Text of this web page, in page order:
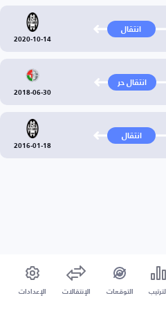
انتقال
2020-10-14
انتقال حر
2018-06-30
انتقال
2016-01-18
الترتيب التوقعات الإنتقالات الإعدادات